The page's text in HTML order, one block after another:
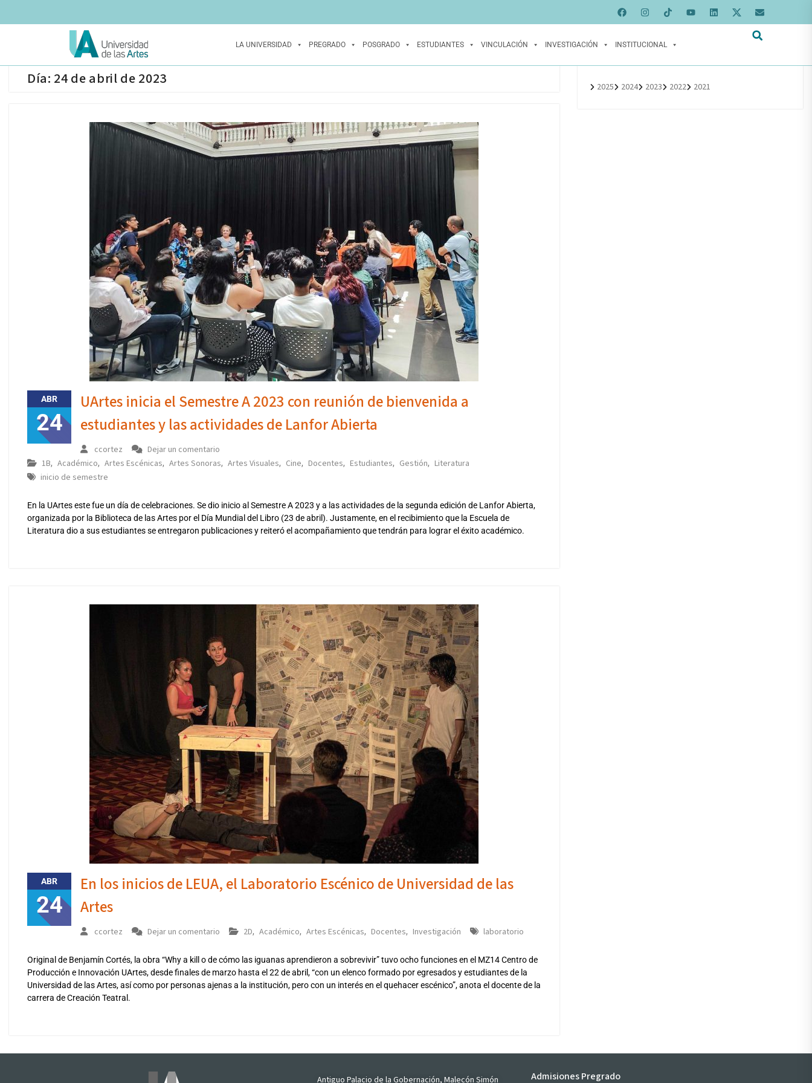
LA UNIVERSIDAD PREGRADO POSGRADO ESTUDIANTES VINCULACIÓN INVESTIGACIÓN INSTITUCIONAL
Día: 24 de abril de 2023
ABR
24
UArtes inicia el Semestre A 2023 con reunión de bienvenida a
estudiantes y las actividades de Lanfor Abierta
ccortez
Dejar un comentario
1B, Académico, Artes Escénicas, Artes Sonoras, Artes Visuales, Cine, Docentes, Estudiantes, Gestión,
Literatura
inicio de semestre
En la UArtes este fue un día de celebraciones. Se dio inicio al Semestre A 2023 y a las actividades de la segunda edición de Lanfor Abierta,
organizada por la Biblioteca de las Artes por el Día Mundial del Libro (23 de abril). Justamente, en el recibimiento que la Escuela de
Literatura dio a sus estudiantes se entregaron publicaciones y reiteró el acompañamiento que tendrán para lograr el éxito académico.
ABR
24
En los inicios de LEUA, el Laboratorio Escénico de Universidad de las
Artes
ccortez Dejar un comentario 2D, Académico, Artes Escénicas, Docentes, Investigación laboratorio
Original de Benjamín Cortés, la obra “Why a kill o de cómo las iguanas aprendieron a sobrevivir” tuvo ocho funciones en el MZ14 Centro de
Producción e Innovación UArtes, desde finales de marzo hasta el 22 de abril, “con un elenco formado por egresados y estudiantes de la
Universidad de las Artes, así como por personas ajenas a la institución, pero con un interés en el quehacer escénico”, anota el docente de la
carrera de Creación Teatral.
2025 2024 2023 2022 2021
Antiguo Palacio de la Gobernación, Malecón Simón Admisiones Pregrado